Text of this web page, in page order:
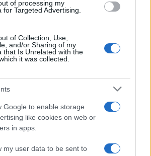
of processing my
for Targeted Advertising.
of Collection, Use,
and/or Sharing of my
that Is Unrelated with the
it was collected.
Google to enable storage
like cookies on web or
in apps.
my user data to be sent to
Lifestyle
στοGoogle News
για όλη την ειδησεογραφία και τα
ημέρας